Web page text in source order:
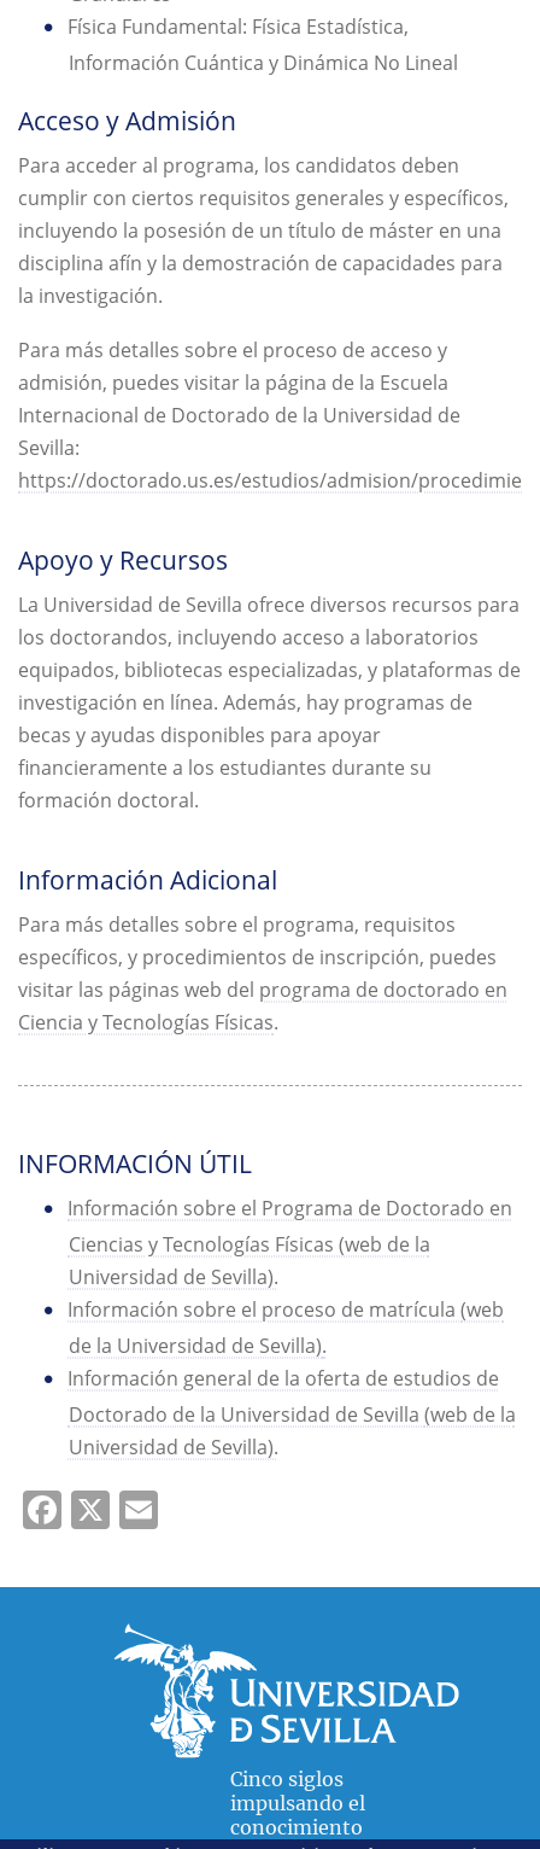
Física Fundamental: Física Estadística,
Información Cuántica y Dinámica No Lineal
Acceso y Admisión
Para acceder al programa, los candidatos deben
cumplir con ciertos requisitos generales y específicos,
incluyendo la posesión de un título de máster en una
disciplina afín y la demostración de capacidades para
la investigación.
Para más detalles sobre el proceso de acceso y
admisión, puedes visitar la página de la Escuela
Internacional de Doctorado de la Universidad de
Sevilla:
https://doctorado.us.es/estudios/admision/
Apoyo y Recursos
La Universidad de Sevilla ofrece diversos recursos para
los doctorandos, incluyendo acceso a laboratorios
equipados, bibliotecas especializadas, y plataformas de
investigación en línea. Además, hay programas de
becas y ayudas disponibles para apoyar
financieramente a los estudiantes durante su
formación doctoral.
Información Adicional
Para más detalles sobre el programa, requisitos
específicos, y procedimientos de inscripción, puedes
visitar las páginas web del programa de doctorado en
Ciencia y Tecnologías Físicas.
INFORMACIÓN ÚTIL
Información sobre el Programa de Doctorado en
Ciencias y Tecnologías Físicas (web de la
Universidad de Sevilla).
Información sobre el proceso de matrícula(web
de la Universidad de Sevilla).
Información general de la oferta de estudios de
Doctorado de la Universidad de Sevilla (web de la
Universidad de Sevilla).
Facebook
X
Cinco siglos
impulsando el
conocimiento